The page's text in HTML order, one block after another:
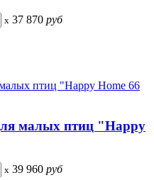
x 37 870 руб
малых птиц "Happy
x 39 960 руб